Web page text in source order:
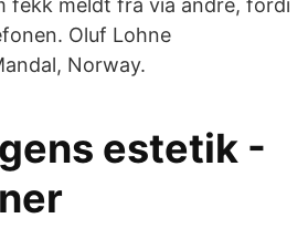
fekk meldt frå via andre, fordi
Oluf Lohne
Norway.
estetik -